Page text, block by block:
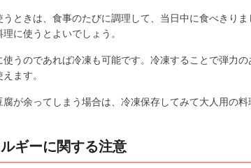
うときは、食事のたびに調理して、当日中に食べきり
に使うとよいでしょう。
使うのであれば冷凍も可能です。冷凍することで弾力
ます。
腐が余ってしまう場合は、冷凍保存してみて大人用の料
ギーに関する注意